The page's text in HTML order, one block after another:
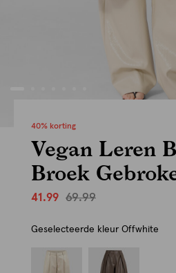
40% korting
Vegan Leren
Broek
41.99 69.99
Geselecteerde kleur Offwhite